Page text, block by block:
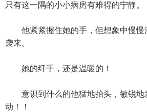
只有这一隅的小小病房有难得的宁静。
他紧紧握住她的手，但想象中慢慢
袭来。
她的纤手，还是温暖的！
意识到什么的他猛地抬头，敏锐地
动！！